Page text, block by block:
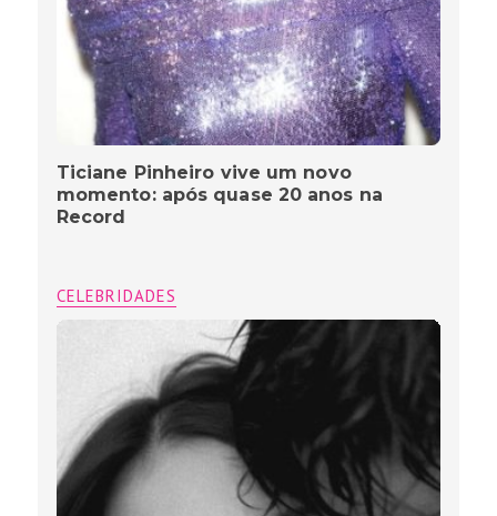
Ticiane Pinheiro vive um novo
momento: após quase 20 anos na
Record
CELEBRIDADES